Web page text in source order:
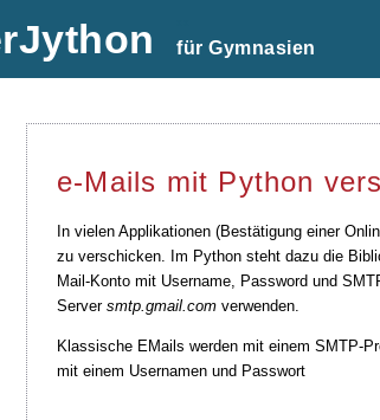
für Gymnasien
e-Mails mit Python
In vielen Applikationen (Bestätigung einer
zu verschicken. Im Python steht dazu die
Mail-Konto mit Username, Password und
Server smtp.gmail.com verwenden.
Klassische EMails werden mit einem SMTP-
mit einem Usernamen und Passwort